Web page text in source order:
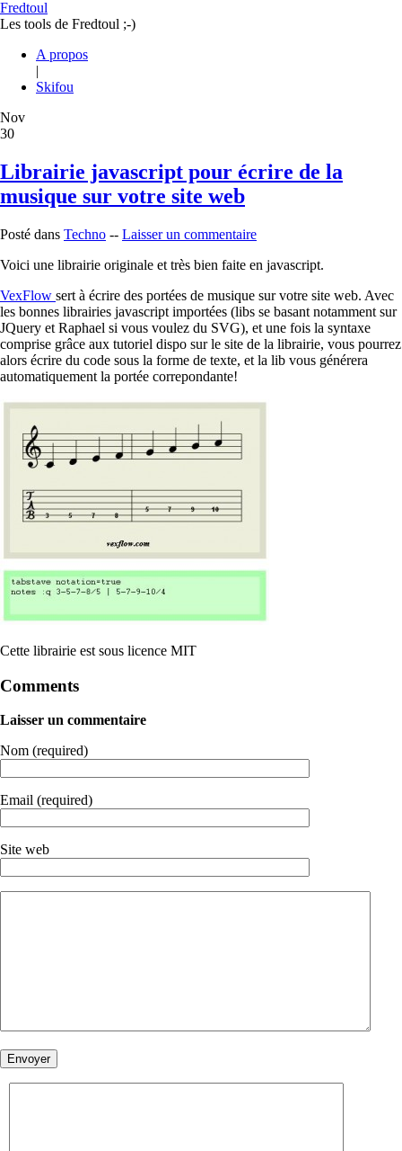
Fredtoul
Les tools de Fredtoul ;-)
A propos
|
Skifou
Nov
30
Librairie javascript pour écrire de la
musique sur votre site web
Posté dans Techno -- Laisser un commentaire
Voici une librairie originale et très bien faite en javascript.
VexFlow sert à écrire des portées de musique sur votre site web. Avec
les bonnes librairies javascript importées (libs se basant notamment sur
JQuery et Raphael si vous voulez du SVG), et une fois la syntaxe
comprise grâce aux tutoriel dispo sur le site de la librairie, vous pourrez
alors écrire du code sous la forme de texte, et la lib vous générera
automatiquement la portée correpondante!
Cette librairie est sous licence MIT
Comments
Laisser un commentaire
Nom (required)
Email (required)
Site web